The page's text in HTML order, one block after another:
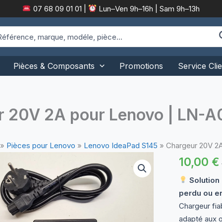
07 68 09 01 01 Lun–Ven 9h–16h | Sam 9h–13h
Pièces & Composants Promotions Service
20V 2A pour Lenovo | LN-
» Pièces pour Lenovo » Lenovo IdeaPad S145 » Chargeur 20V
10,00 €
perdu ou
Chargeur
adapté aux